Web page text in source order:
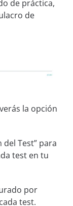
de práctica,
de
la opción
Test” para
test en tu
por
test.